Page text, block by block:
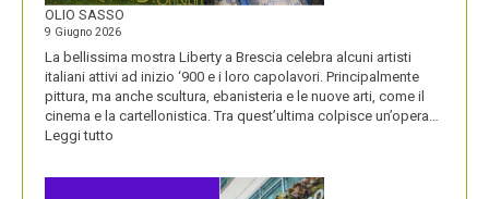
DI
NOME
OLIO SASSO
9 Giugno 2026
La bellissima mostra Liberty a Brescia celebra alcuni artisti
italiani attivi ad inizio ‘900 e i loro capolavori. Principalmente
pittura, ma anche scultura, ebanisteria e le nuove arti, come il
cinema e la cartellonistica. Tra quest’ultima colpisce un’opera…
Leggi tutto